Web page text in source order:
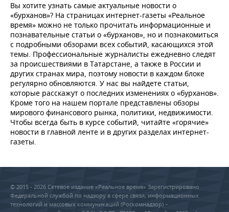
Вы хотите узнать самые актуальные новости о
«бурханов»? На страницах интернет-газеты «Реальное
время» можно не только прочитать информационные и
познавательные статьи о «бурханов», но и познакомиться
с подробными обзорами всех событий, касающихся этой
темы. Профессиональные журналисты ежедневно следят
за происшествиями в Татарстане, а также в России и
других странах мира, поэтому новости в каждом блоке
регулярно обновляются. У нас вы найдете статьи,
которые расскажут о последних изменениях о «бурханов».
Кроме того на нашем портале представлены обзоры
мирового финансового рынка, политики, недвижимости.
Чтобы всегда быть в курсе событий, читайте «горячие»
новости в главной ленте и в других разделах интернет-
газеты.
© 2015 - 2026 Сетевое издание «Реальное время» Зарегистрировано
Федеральной службой по надзору в сфере связи, информационных
технологий и массовых коммуникаций (Роскомнадзор) –